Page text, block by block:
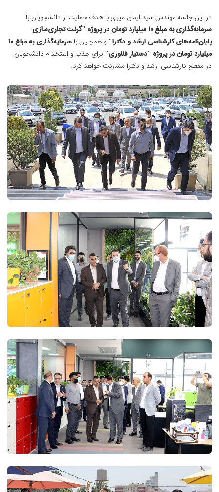
در این جلسه مهندس سید ایمان میری با هدف حمایت از دانشجویان با
سرمایه‌گذاری به مبلغ ۱۰ میلیارد تومان در پروژه "گرنت تجاری‌سازی
پایان‌نامه‌های کارشناسی‌ ارشد و دکترا" و همچنین با
سرمایه‌گذاری به مبلغ ۱۰
میلیارد تومان در پروژه "دستیار فناوری" برای جذب و استخدام دانشجویان
در مقطع کارشناسی ارشد و دکترا مشارکت خواهد کرد.